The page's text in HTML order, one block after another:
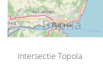
Intersectie Topola